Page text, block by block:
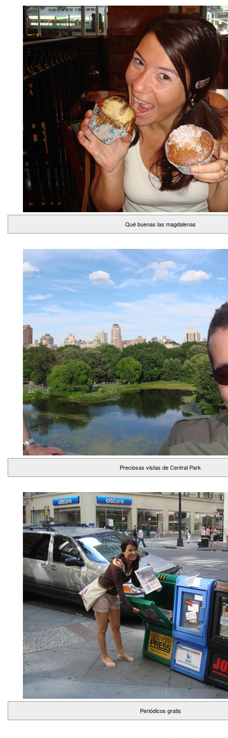
Qué buenas las magdalenas
Preciosas vistas de Central Park
Periódicos gratis